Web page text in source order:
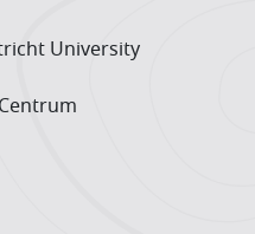
University